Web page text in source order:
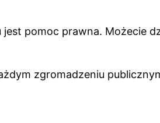
pomoc prawna. Możecie
zgromadzeniu